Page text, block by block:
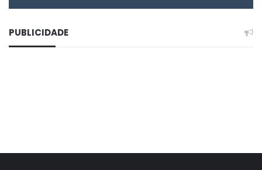
PUBLICIDADE